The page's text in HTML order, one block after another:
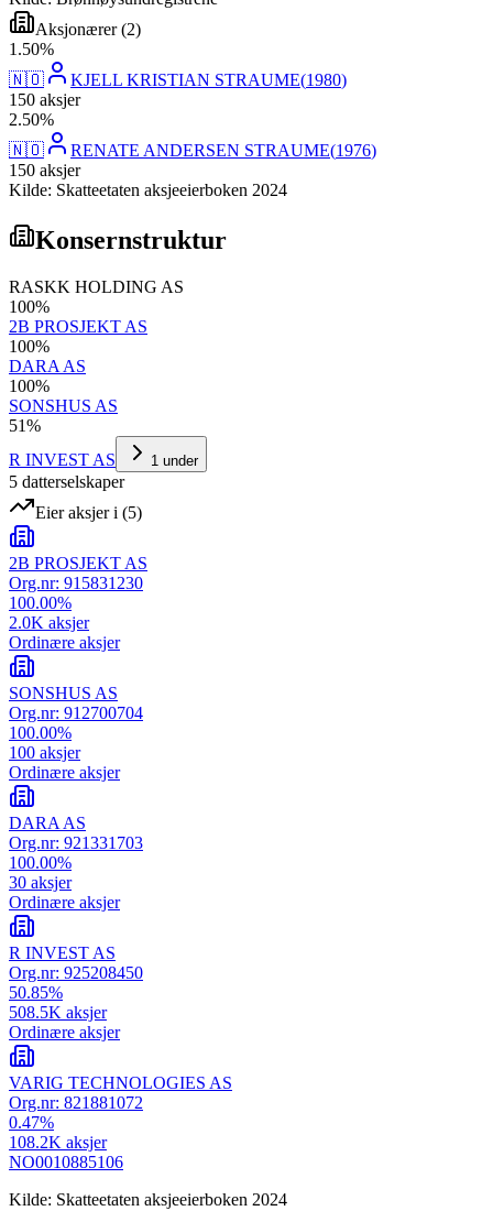
Aksjonærer(2)
1 .50%
🇳🇴
KJELL KRISTIAN STRAUME(1980)
150 aksjer
2.50%
🇳🇴
RENATE ANDERSEN STRAUME(1976)
150 aksjer
Kilde: Skatteetaten aksjeeierboken 2024
Konsernstruktur
RASKK HOLDING AS
100%
2B PROSJEKT AS
100%
DARA AS
100%
SONSHUS AS
51%
R INVEST AS
1 under
5 datterselskaper
Eier aksjer i (5)
2B PROSJEKT AS
Org.nr: 915831230
100.00%
2.0K aksjer
Ordinære aksjer
SONSHUS AS
Org.nr: 912700704
100.00%
100 aksjer
Ordinære aksjer
DARA AS
Org.nr: 921331703
100.00%
30 aksjer
Ordinære aksjer
R INVEST AS
Org.nr: 925208450
50.85%
508.5K aksjer
Ordinære aksjer
VARIG TECHNOLOGIES AS
Org.nr: 821881072
0.47%
108.2K aksjer
NO0010885106
Kilde: Skatteetaten aksjeeierboken 2024